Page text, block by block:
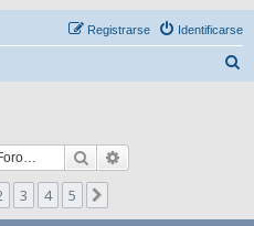
Identificarse
Registrarse
Buscar
3 4 5